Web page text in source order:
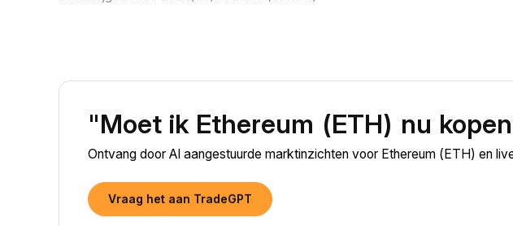
"Moet ik Ethereum (ETH) nu
Ontvang door AI aangestuurde marktinzichten voor Ethereum (ETH) en
Vraag het aan TradeGPT